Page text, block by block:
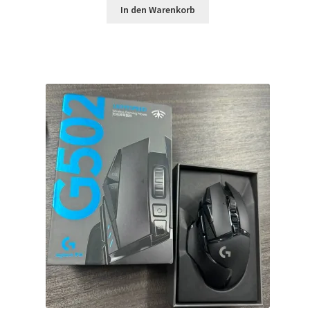
war:
ist:
In den Warenkorb